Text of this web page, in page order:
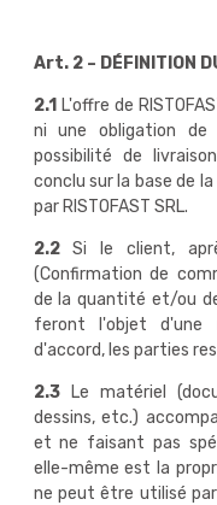
Art. 2 – DÉFINITION
2.1 L'offre de
ni une obligation
possibilité de
conclu sur la base de
par RISTOFAST SRL.
2.2Si le client,
(Confirmation de
de la quantité et/ou
feront l'objet d'une
d'accord, les parties
2.3Le matériel
dessins, etc.)
et ne faisant pas
elle-même est la
ne peut être utilisé